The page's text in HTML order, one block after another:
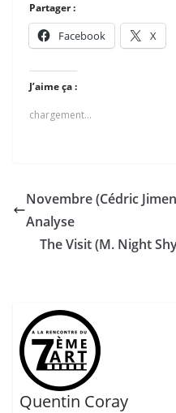
Partager :
Facebook X
J’aime ça :
chargement…
Novembre (Cédric
Analyse
The Visit (M. Night
Quentin Coray